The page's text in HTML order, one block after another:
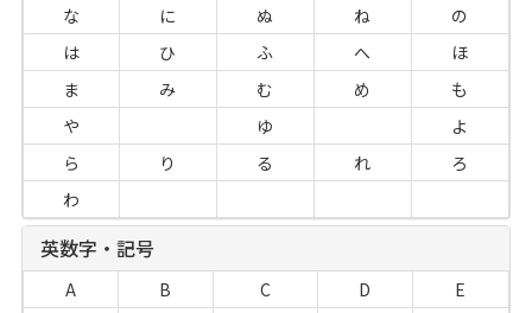
な
に ぬ ね
の
は
ひ ふ へ
ほ
ま
み む め
も
や
ゆ
よ
ら
り る れ
ろ
わ
英数字・記号
A B C D
E